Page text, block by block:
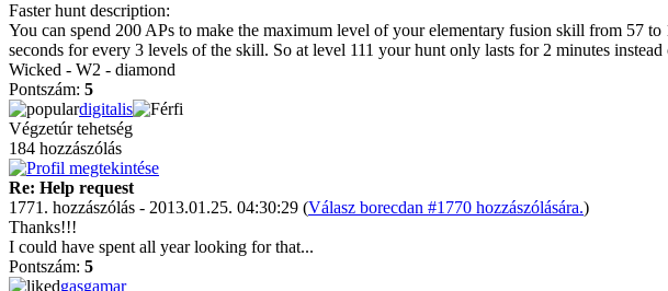
Faster hunt description:
You can spend 200 APs to make the maximum level of your elementary fusion skill from 57
seconds for every 3 levels of the skill. So at level 111 your hunt only lasts for 2 minutes
Wicked - W2 - diamond
Pontszám: 5
digitalis
Végzetúr tehetség
184 hozzászólás
Re: Help request
1771. hozzászólás - 2013.01.25. 04:30:29 (Válasz borecdan #1770 hozzászólására.)
Thanks!!!
I could have spent all year looking for that...
Pontszám: 5
gasgamar